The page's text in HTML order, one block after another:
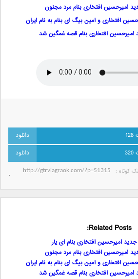
امیرحسین افتخاری بنام مرد مجنون
افتخاری و امین بیگ ای بنام به نام ایران
امیرحسین افتخاری بنام قصه غمگین شد
کوتاه‌ :
Related Posts:
امیرحسین افتخاری بنام ای یار
امیرحسین افتخاری بنام مرد مجنون
افتخاری و امین بیگ ای بنام به نام ایران
امیرحسین افتخاری بنام قصه غمگین شد